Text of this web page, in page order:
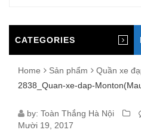
CATEGORIES
Home Sản phẩm
Quần xe
2838_Quan-xe-dap-
2838_QUAN-
by: Toàn Thắng Hà Nội
Mười 19, 2017